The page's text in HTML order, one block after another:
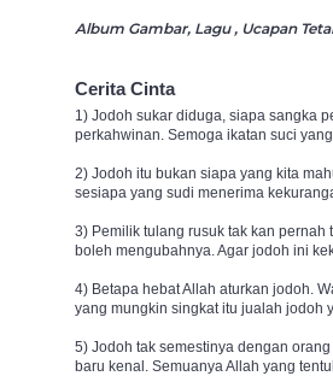
Album Gambar, Lagu , Ucapan
Cerita Cinta
1) Jodoh sukar diduga, siapa sangka
perkahwinan. Semoga ikatan suci
2) Jodoh itu bukan siapa yang kita
sesiapa yang sudi menerima
3) Pemilik tulang rusuk tak kan
boleh mengubahnya. Agar jodoh ini
4) Betapa hebat Allah aturkan jodoh.
yang mungkin singkat itu jualah jodoh
5) Jodoh tak semestinya dengan
baru kenal. Semuanya Allah yang